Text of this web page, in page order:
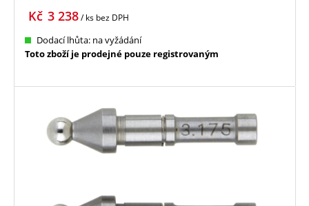
3 238
Kč / ks bez DPH
Dodací lhůta: na vyžádání
Toto zboží je prodejné pouze registrovaným